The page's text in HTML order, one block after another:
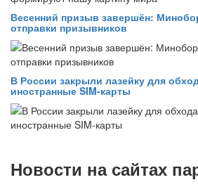
Весенний призыв завершён:
отправки призывников
В России закрыли лазейку для
иностранные SIM-карты
Новости на сайтах